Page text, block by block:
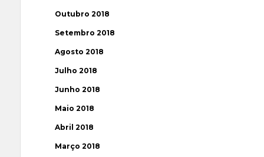
Outubro 2018
Setembro 2018
Agosto 2018
Julho 2018
Junho 2018
Maio 2018
Abril 2018
Março 2018